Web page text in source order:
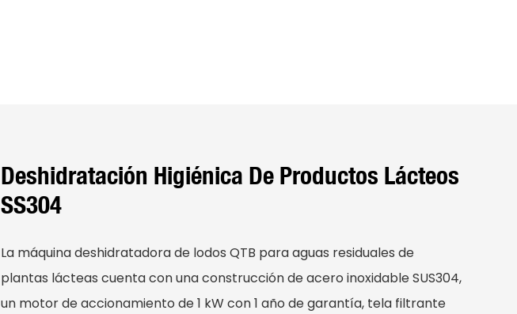
Deshidratación Higiénica De Productos Lácteos
SS304
La máquina deshidratadora de lodos QTB para aguas residuales de
plantas lácteas cuenta con una construcción de acero inoxidable SUS304,
un motor de accionamiento de 1 kW con 1 año de garantía, tela filtrante